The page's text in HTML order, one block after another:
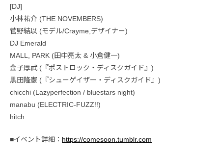
[DJ]
小林祐介 (THE NOVEMBERS)
菅野結以 (モデル/Crayme,デザイナー)
DJ Emerald
MALL, PARK (田中亮太 & 小倉健一)
金子厚武 (『ポストロック・ディスクガイド』)
黒田隆憲 (『シューゲイザー・ディスクガイド』)
chicchi (Lazyperfection / bluestars night)
manabu (ELECTRIC-FUZZ!!)
hitch
■イベント詳細： https://comesoon.tumblr.com